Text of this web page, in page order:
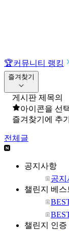
🏆커뮤니티 랭킹
즐겨찾기
게시판 제목의
아이콘을 선
즐겨찾기에 추
전체글
공지사항
공지
챌린지 베스
챌린지 인증